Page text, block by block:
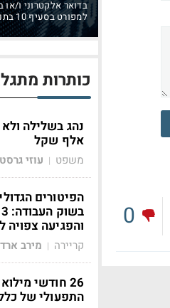
0
בדואר אלקטרוני ו/
למפורט בסעיף 10 בתנאי השימוש
כותרות
אלף שקל
משפט | עוזי
והפגיעה
קריירה | מירב ארד
26 חודשי
התפעולי של